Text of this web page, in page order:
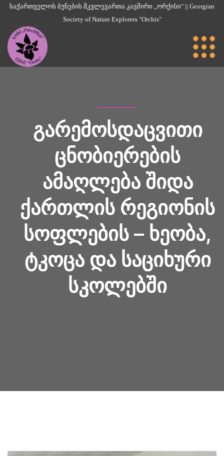
საქართველოს ბუნების მკვლევართა კავშირი „ორქისი" || Georgian
Society of Nature Explorers "Orchis"
ᲒᲐᲠᲔᲛᲝᲡᲓᲐᲪᲕᲘᲗᲘ
ᲪᲜᲝᲑᲘᲔᲠᲔᲑᲘᲡ
ᲐᲛᲐᲦᲚᲔᲑᲐ ᲨᲘᲓᲐ
ᲥᲐᲠᲗᲚᲘᲡ ᲠᲔᲒᲘᲝᲜᲘᲡ
ᲡᲝᲤᲚᲔᲑᲘᲡ – ᲮᲔᲝᲑᲐ,
ᲢᲙᲝᲪᲐ ᲓᲐ ᲡᲐᲪᲘᲮᲣᲠᲘ
ᲡᲙᲝᲚᲔᲑᲨᲘ